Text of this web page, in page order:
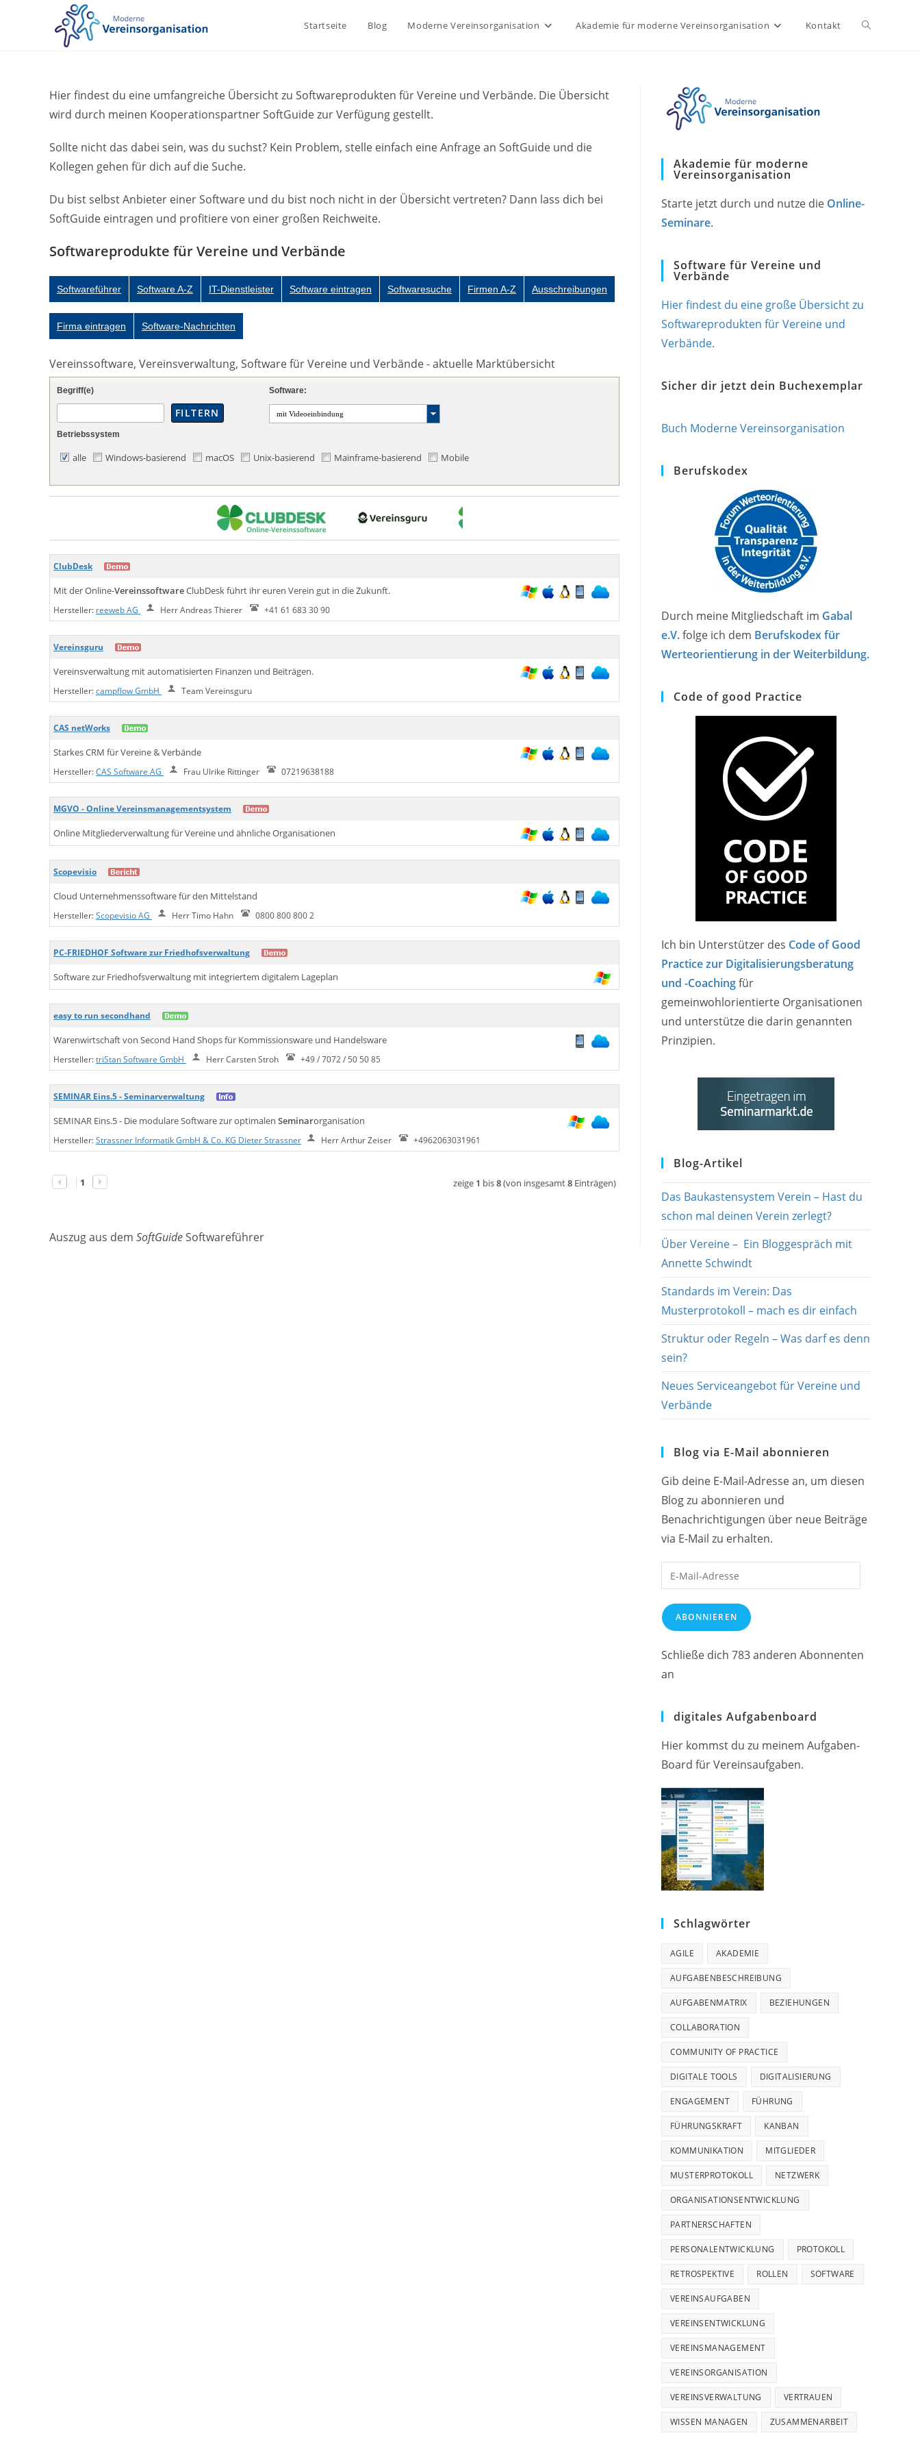
Startseite Blog Moderne Vereinsorganisation Akademie für moderne Vereinsorganisation Kontakt Website-
Hier findest du eine umfangreiche Übersicht zu Softwareprodukten für Vereine und Verbände. Die Übersicht
wird durch meinen Kooperationspartner SoftGuide zur Verfügung gestellt.
Sollte nicht das dabei sein, was du suchst? Kein Problem, stelle einfach eine Anfrage an SoftGuide und die
Kollegen gehen für dich auf die Suche.
Du bist selbst Anbieter einer Software und du bist noch nicht in der Übersicht vertreten? Dann lass dich bei
SoftGuide eintragen und profitiere von einer großen Reichweite.
Softwareprodukte für Vereine und Verbände
Softwareführer Software A-Z IT-Dienstleister Software eintragen Softwaresuche Firmen A-Z Ausschreibungen
Firma eintragen Software-Nachrichten
Vereinssoftware, Vereinsverwaltung, Software für Vereine und Verbände - aktuelle Marktübersicht
Begriff(e) Software:
mit Videoeinbindung
Betriebssystem
alle Windows-basierend macOS Unix-basierend Mainframe-basierend Mobile
ClubDesk
Mit der Online-VereinssoftwareClubDesk führt ihr euren Verein gut in die Zukunft.
Hersteller: reeweb AG Herr Andreas Thierer +41 61 683 30 90
Vereinsguru
Vereinsverwaltung mit automatisierten Finanzen und Beiträgen.
Hersteller:campflow GmbH Team Vereinsguru
CAS netWorks
Starkes CRM für Vereine & Verbände
Hersteller:CAS Software AG Frau Ulrike Rittinger 07219638188
MGVO - Online Vereinsmanagementsystem
Online Mitgliederverwaltung für Vereine und ähnliche Organisationen
Scopevisio
Cloud Unternehmenssoftware für den Mittelstand
Hersteller:Scopevisio AG Herr Timo Hahn 0800 800 800 2
PC-FRIEDHOF Software zur Friedhofsverwaltung
Software zur Friedhofsverwaltung mit integriertem digitalem Lageplan
easy to run secondhand
Warenwirtschaft von Second Hand Shops für Kommissionsware und Handelsware
Hersteller:triStan Software GmbH Herr Carsten Stroh +49 / 7072 / 50 50 85
SEMINAR Eins.5 - Seminarverwaltung
SEMINAR Eins.5 - Die modulare Software zur optimalen Seminarorganisation
Hersteller:Strassner Informatik GmbH & Co. KG Dieter Strassner Herr Arthur Zeiser +4962063031961
zeige 1 bis8(von insgesamt8 Einträgen)
1
Auszug aus dem SoftGuideSoftwareführer
Akademie für moderne
Vereinsorganisation
Starte jetzt durch und nutze die Online-
Seminare.
Software für Vereine und
Verbände
Hier findest du eine große Übersicht zu
Softwareprodukten für Vereine und
Verbände.
Sicher dir jetzt dein Buchexemplar
Buch Moderne Vereinsorganisation
Berufskodex
Durch meine Mitgliedschaft im Gabal
e.V.folge ich dem Berufskodex für
Werteorientierung in der Weiterbildung.
Code of good Practice
Ich bin Unterstützer des Code of Good
Practice zur Digitalisierungsberatung
und -Coachingfür
gemeinwohlorientierte Organisationen
und unterstütze die darin genannten
Prinzipien.
Blog-Artikel
Das Baukastensystem Verein – Hast du
schon mal deinen Verein zerlegt?
Über Vereine – Ein Bloggespräch mit
Annette Schwindt
Standards im Verein: Das
Musterprotokoll – mach es dir einfach
Struktur oder Regeln – Was darf es denn
sein?
Neues Serviceangebot für Vereine und
Verbände
Blog via E-Mail abonnieren
Gib deine E-Mail-Adresse an, um diesen
Blog zu abonnieren und
Benachrichtigungen über neue Beiträge
via E-Mail zu erhalten.
ABONNIEREN
Schließe dich 783 anderen Abonnenten
an
digitales Aufgabenboard
Hier kommst du zu meinem Aufgaben-
Board für Vereinsaufgaben.
Schlagwörter
AGILE AKADEMIE
AUFGABENBESCHREIBUNG
AUFGABENMATRIX BEZIEHUNGEN
COLLABORATION
COMMUNITY OF PRACTICE
DIGITALE TOOLS DIGITALISIERUNG
ENGAGEMENT FÜHRUNG
FÜHRUNGSKRAFT KANBAN
KOMMUNIKATION MITGLIEDER
MUSTERPROTOKOLL NETZWERK
ORGANISATIONSENTWICKLUNG
PARTNERSCHAFTEN
PERSONALENTWICKLUNG PROTOKOLL
RETROSPEKTIVE ROLLEN SOFTWARE
VEREINSAUFGABEN
VEREINSENTWICKLUNG
VEREINSMANAGEMENT
VEREINSORGANISATION
VEREINSVERWALTUNG VERTRAUEN
WISSEN MANAGEN ZUSAMMENARBEIT